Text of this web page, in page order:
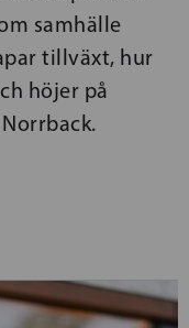
samhälle
tillväxt, hur
höjer på